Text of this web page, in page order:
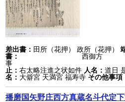
差出書： 田所（花押） 政所（花押）
書：
西御方 衆御
事 （御）
止：右太略注進之状如件 人名：道日
名： 大僻宮 天満宮 福寿寺 その他事項
播磨国矢野庄西方真蔵名斗代定